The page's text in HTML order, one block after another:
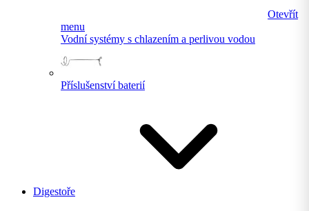
Otevřít
menu
Vodní systémy s chlazením a perlivou vodou
Příslušenství baterií
Digestoře